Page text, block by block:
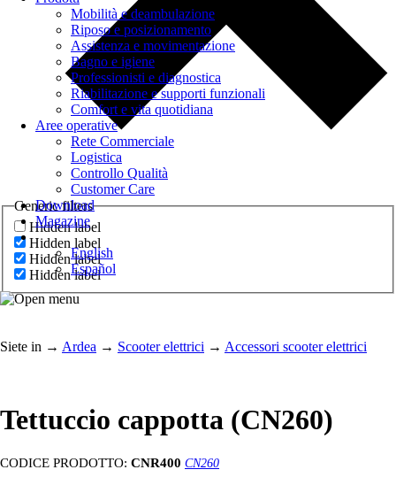
Generic filters
Hidden label
Hidden label
Hidden label
Hidden label
Mobilità e deambulazione
Riposo e posizionamento
Assistenza e movimentazione
Bagno e igiene
Professionisti e diagnostica
Riabilitazione e supporti funzionali
Comfort e vita quotidiana
Aree operative
Rete Commerciale
Logistica
Controllo Qualità
Customer Care
Download
Magazine
English
Español
Siete in → Ardea → Scooter elettrici → Accessori scooter elettrici
Tettuccio cappotta (CN260)
CODICE PRODOTTO: CNR400 CN260